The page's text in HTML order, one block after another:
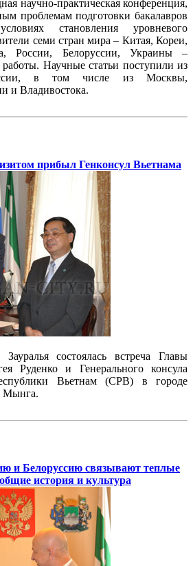
научно-практическая конференция,
проблемам подготовки бакалавров
становления уровневого
семи стран мира – Китая, Кореи,
России, Белоруссии, Украины –
Научные статьи поступили из
в том числе из Москвы,
и Владивостока.
прибыл Генконсул Вьетнама
состоялась встреча Главы
Руденко и Генерального консула
Вьетнам (СРВ) в городе
Мынга.
и Белоруссию связывают теплые
история и культура